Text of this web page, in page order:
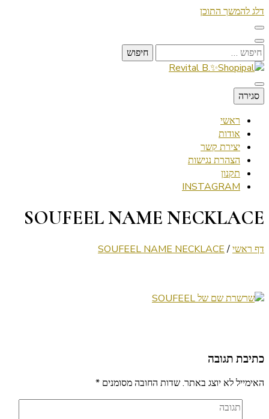
דלג להמשך התוכן
חיפוש:
Revital B.✨Shopipal
Lifestyle ✦ Beauty ✦ Vegan ✦ Travel
סגירה
ראשי
אודות
יצירת קשר
הצהרת נגישות
תקנון
INSTAGRAM
SOUFEEL NAME NECKLACE
דף ראשי/
SOUFEEL NAME NECKLACE
כתיבת תגובה
האימייל לא יוצג באתר.שדות החובה מסומנים *